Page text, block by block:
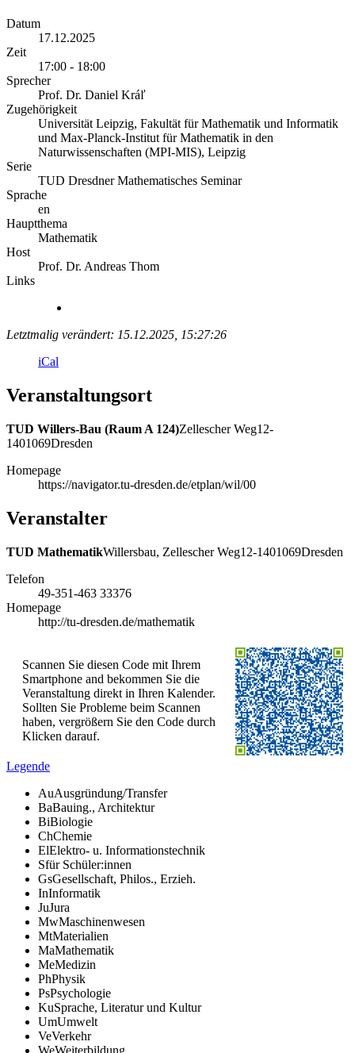
Datum
17.12.2025
Zeit
17:00 - 18:00
Sprecher
Prof. Dr. Daniel Kráľ
Zugehörigkeit
Universität Leipzig, Fakultät für Mathematik und Informatik
und Max-Planck-Institut für Mathematik in den
Naturwissenschaften (MPI-MIS), Leipzig
Serie
TUD Dresdner Mathematisches Seminar
Sprache
en
Hauptthema
Mathematik
Host
Prof. Dr. Andreas Thom
Links
Letztmalig verändert: 15.12.2025, 15:27:26
iCal
Veranstaltungsort
TUD Willers-Bau (Raum A 124)Zellescher Weg12-
1401069Dresden
Homepage
https://navigator.tu-dresden.de/etplan/wil/00
Veranstalter
TUD MathematikWillersbau, Zellescher Weg12-1401069Dresden
Telefon
49-351-463 33376
Homepage
http://tu-dresden.de/mathematik
Scannen Sie diesen Code mit Ihrem
Smartphone and bekommen Sie die
Veranstaltung direkt in Ihren Kalender.
Sollten Sie Probleme beim Scannen
haben, vergrößern Sie den Code durch
Klicken darauf.
Legende
AuAusgründung/Transfer
BaBauing., Architektur
BiBiologie
ChChemie
ElElektro- u. Informationstechnik
Sfür Schüler:innen
GsGesellschaft, Philos., Erzieh.
InInformatik
JuJura
MwMaschinenwesen
MtMaterialien
MaMathematik
MeMedizin
PhPhysik
PsPsychologie
KuSprache, Literatur und Kultur
UmUmwelt
VeVerkehr
WeWeiterbildung